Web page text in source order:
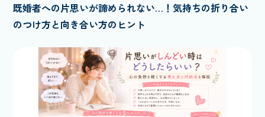
既婚者への片思いが諦められない…！気持ちの折り合い
のつけ方と向き合い方のヒント